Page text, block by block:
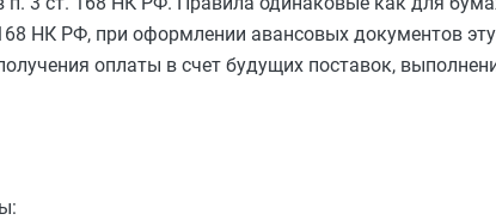
НК РФ, при оформлении авансовых документов
оплаты в счет будущих поставок,